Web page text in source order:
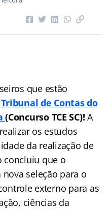
que estão
Tribunal de Contas do
(Concurso TCE SC)!A
os estudos
da realização de
concluiu que o
seleção para o
externo para as
ciências da